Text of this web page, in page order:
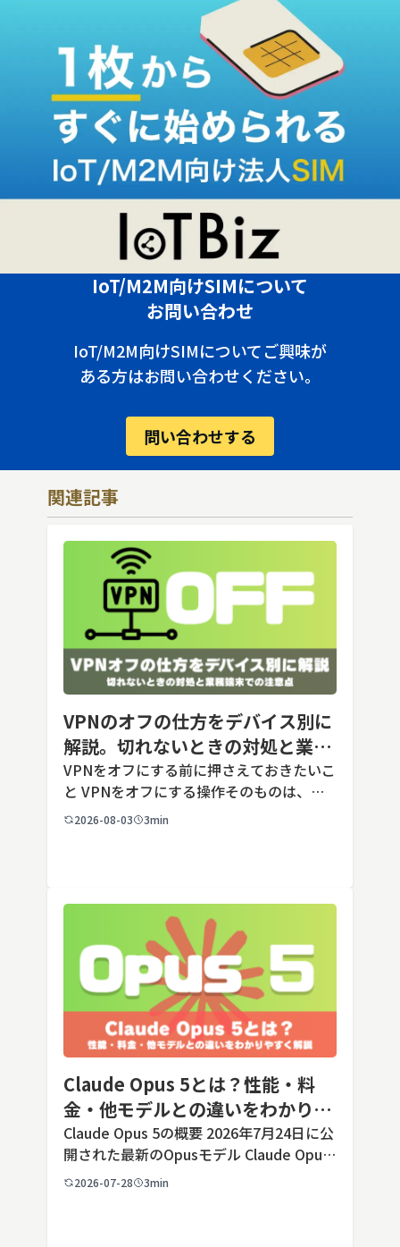
IoT/M2M向けSIMについて
お問い合わせ
IoT/M2M向けSIMについてご興味が
ある方はお問い合わせください。
問い合わせする
関連記事
VPNのオフの仕方をデバイス別に
解説。切れないときの対処と業務
端末での注意点
VPNをオフにする前に押さえておきたいこ
と VPNをオフにする操作そのものは、ど
の端末でも数タップから数クリックで完了
2026-08-03 3min
Claude Opus 5とは？性能・料
金・他モデルとの違いをわかりや
すく解説
Claude Opus 5の概要 2026年7月24日に公
開された最新のOpusモデル Claude Opus
5は、米国のAI企業Anthropic（アンソロピ
2026-07-28 3min